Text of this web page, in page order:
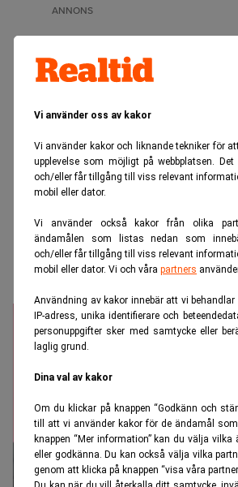
Vi använder oss av kakor
Vi använder kakor och liknande tekniker för
upplevelse som möjligt på webbplatsen.
och/eller får tillgång till viss relevant
mobil eller dator.
Vi använder också kakor från olika
ändamålen som listas nedan som
och/eller får tillgång till viss relevant
mobil eller dator. Vi och våra partners
Användning av kakor innebär att vi behandlar
IP-adress, unika identifierare och
personuppgifter sker med samtycke eller
laglig grund.
Dina val av kakor
Om du klickar på knappen “Godkänn och
till att vi använder kakor för de ändamål
knappen “Mer information” kan du välja
eller godkänna. Du kan också välja vilka
genom att klicka på knappen “visa våra
ANNONS